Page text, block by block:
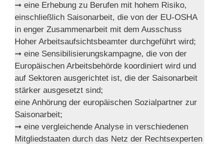
➞ eine Erhebung zu Berufen mit hohem Risiko,
einschließlich Saisonarbeit, die von der EU-OSHA
in enger Zusammenarbeit mit dem Ausschuss
Hoher Arbeitsaufsichtsbeamter durchgeführt wird;
➞ eine Sensibilisierungskampagne, die von der
Europäischen Arbeitsbehörde koordiniert wird und
auf Sektoren ausgerichtet ist, die der Saisonarbeit
stärker ausgesetzt sind;
eine Anhörung der europäischen Sozialpartner zur
Saisonarbeit;
➞ eine vergleichende Analyse in verschiedenen
Mitgliedstaaten durch das Netz der Rechtsexperten